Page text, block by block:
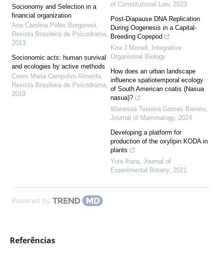
Socionomy and Selection in a
financial organization
Ana Carolina Poles Borgonovi,
Revista Brasileira de Psicodrama,
2013
Socionomic acts: human survival
and ecologies by active methods
Ceres Maria Campolim Almeida,
Revista Brasileira de Psicodrama,
2019
of Constitutional Law, 2023
Post-Diapause DNA Replication
During Oogenesis in a Capital-
Breeding Copepod
Kira J Monell ,
Integrative
Organismal Biology
How does an urban landscape
influence spatiotemporal ecology
of South American coatis (Nasua
nasua)?
Wanessa Teixeira Gomes Barreto,
Journal of Mammalogy, 2024
Developing a platform for
production of the oxylipin KODA in
plants
Yuta Ihara, Journal of
Experimental Botany, 2021
Powered by
Referências